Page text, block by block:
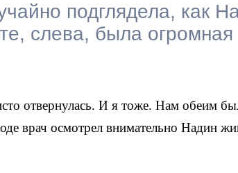
подглядела, как
слева, была огромная
отвернулась. И я тоже. Нам обеим
врач осмотрел внимательно Надин